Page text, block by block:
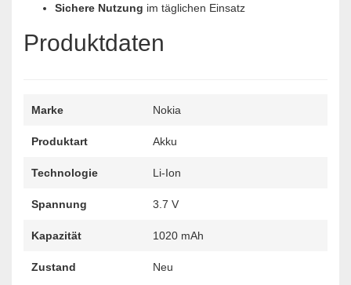
Sichere Nutzung im täglichen Einsatz
Produktdaten
Marke Nokia
Produktart Akku
Technologie Li-Ion
Spannung 3.7 V
Kapazität 1020 mAh
Zustand Neu